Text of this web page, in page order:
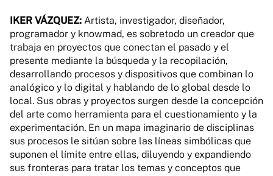
IKER VÁZQUEZ: Artista, investigador, diseñador,
programador y knowmad, es sobretodo un creador que
trabaja en proyectos que conectan el pasado y el
presente mediante la búsqueda y la recopilación,
desarrollando procesos y dispositivos que combinan lo
analógico y lo digital y hablando de lo global desde lo
local. Sus obras y proyectos surgen desde la concepción
del arte como herramienta para el cuestionamiento y la
experimentación. En un mapa imaginario de disciplinas
sus procesos le sitúan sobre las líneas simbólicas que
suponen el límite entre ellas, diluyendo y expandiendo
sus fronteras para tratar los temas y conceptos que